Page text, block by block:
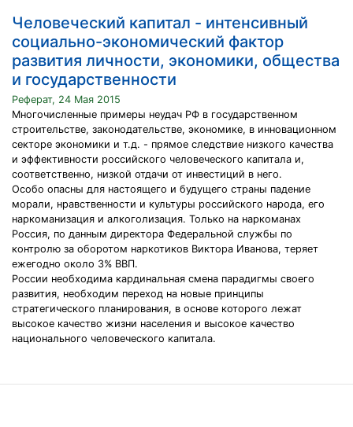
Человеческий капитал - интенсивный
социально-экономический фактор
развития личности, экономики, общества
и государственности
Реферат, 24 Мая 2015
Многочисленные примеры неудач РФ в государственном
строительстве, законодательстве, экономике, в инновационном
секторе экономики и т.д. - прямое следствие низкого качества
и эффективности российского человеческого капитала и,
соответственно, низкой отдачи от инвестиций в него.
Особо опасны для настоящего и будущего страны падение
морали, нравственности и культуры российского народа, его
наркоманизация и алкоголизация. Только на наркоманах
Россия, по данным директора Федеральной службы по
контролю за оборотом наркотиков Виктора Иванова, теряет
ежегодно около 3% ВВП.
России необходима кардинальная смена парадигмы своего
развития, необходим переход на новые принципы
стратегического планирования, в основе которого лежат
высокое качество жизни населения и высокое качество
национального человеческого капитала.